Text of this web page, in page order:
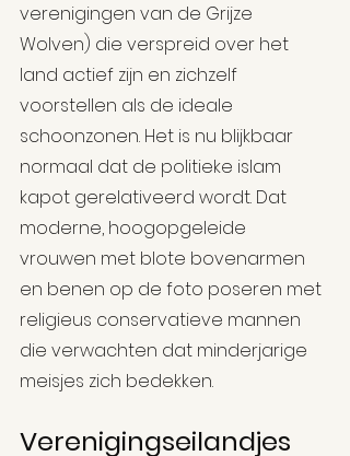
verenigingen van de Grijze
Wolven) die verspreid over het
land actief zijn en zichzelf
voorstellen als de ideale
schoonzonen. Het is nu blijkbaar
normaal dat de politieke islam
kapot gerelativeerd wordt. Dat
moderne, hoogopgeleide
vrouwen met blote bovenarmen
en benen op de foto poseren met
religieus conservatieve mannen
die verwachten dat minderjarige
meisjes zich bedekken.
Verenigingseilandjes